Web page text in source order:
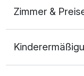
Zimmer &
2 Erwachsene